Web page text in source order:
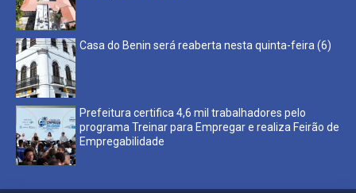
Casa do Benin será reaberta nesta quinta-feira (6)
Prefeitura certifica 4,6 mil trabalhadores pelo
programa Treinar para Empregar e realiza Feirão de
Empregabilidade